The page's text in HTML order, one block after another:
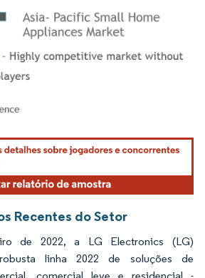
O reuso requer atribuição conforme CC BY 4.0.
Recentes do Setor
de 2022, a LG Electronics (LG)
linha 2022 de soluções de
comercial leve e residencial -